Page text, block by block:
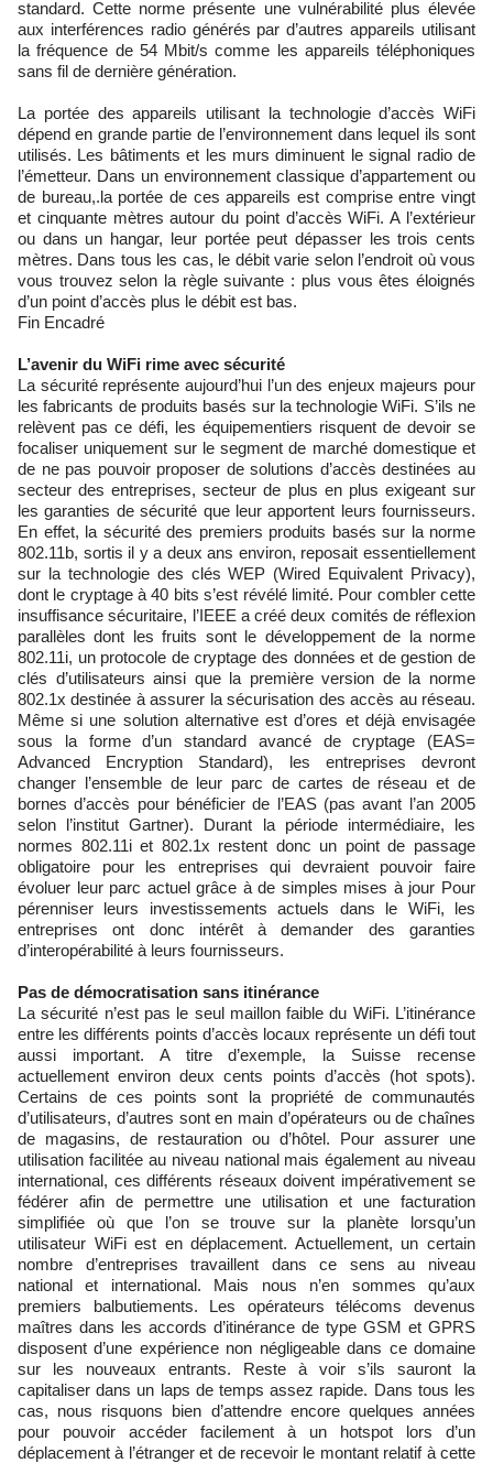
standard. Cette norme présente une vulnérabilité plus élevée
aux interférences radio générés par d’autres appareils utilisant
la fréquence de 54 Mbit/s comme les appareils téléphoniques
sans fil de dernière génération.
La portée des appareils utilisant la technologie d’accès WiFi
dépend en grande partie de l’environnement dans lequel ils sont
utilisés. Les bâtiments et les murs diminuent le signal radio de
l’émetteur. Dans un environnement classique d’appartement ou
de bureau,.la portée de ces appareils est comprise entre vingt
et cinquante mètres autour du point d’accès WiFi. A l’extérieur
ou dans un hangar, leur portée peut dépasser les trois cents
mètres. Dans tous les cas, le débit varie selon l’endroit où vous
vous trouvez selon la règle suivante : plus vous êtes éloignés
d’un point d’accès plus le débit est bas.
Fin Encadré
L’avenir du WiFi rime avec sécurité
La sécurité représente aujourd’hui l’un des enjeux majeurs pour
les fabricants de produits basés sur la technologie WiFi. S’ils ne
relèvent pas ce défi, les équipementiers risquent de devoir se
focaliser uniquement sur le segment de marché domestique et
de ne pas pouvoir proposer de solutions d’accès destinées au
secteur des entreprises, secteur de plus en plus exigeant sur
les garanties de sécurité que leur apportent leurs fournisseurs.
En effet, la sécurité des premiers produits basés sur la norme
802.11b, sortis il y a deux ans environ, reposait essentiellement
sur la technologie des clés WEP (Wired Equivalent Privacy),
dont le cryptage à 40 bits s’est révélé limité. Pour combler cette
insuffisance sécuritaire, l’IEEE a créé deux comités de réflexion
parallèles dont les fruits sont le développement de la norme
802.11i, un protocole de cryptage des données et de gestion de
clés d’utilisateurs ainsi que la première version de la norme
802.1x destinée à assurer la sécurisation des accès au réseau.
Même si une solution alternative est d’ores et déjà envisagée
sous la forme d’un standard avancé de cryptage (EAS=
Advanced Encryption Standard), les entreprises devront
changer l’ensemble de leur parc de cartes de réseau et de
bornes d’accès pour bénéficier de l’EAS (pas avant l’an 2005
selon l’institut Gartner). Durant la période intermédiaire, les
normes 802.11i et 802.1x restent donc un point de passage
obligatoire pour les entreprises qui devraient pouvoir faire
évoluer leur parc actuel grâce à de simples mises à jour Pour
pérenniser leurs investissements actuels dans le WiFi, les
entreprises ont donc intérêt à demander des garanties
d’interopérabilité à leurs fournisseurs.
Pas de démocratisation sans itinérance
La sécurité n’est pas le seul maillon faible du WiFi. L’itinérance
entre les différents points d’accès locaux représente un défi tout
aussi important. A titre d’exemple, la Suisse recense
actuellement environ deux cents points d’accès (hot spots).
Certains de ces points sont la propriété de communautés
d’utilisateurs, d’autres sont en main d’opérateurs ou de chaînes
de magasins, de restauration ou d’hôtel. Pour assurer une
utilisation facilitée au niveau national mais également au niveau
international, ces différents réseaux doivent impérativement se
fédérer afin de permettre une utilisation et une facturation
simplifiée où que l’on se trouve sur la planète lorsqu’un
utilisateur WiFi est en déplacement. Actuellement, un certain
nombre d’entreprises travaillent dans ce sens au niveau
national et international. Mais nous n’en sommes qu’aux
premiers balbutiements. Les opérateurs télécoms devenus
maîtres dans les accords d’itinérance de type GSM et GPRS
disposent d’une expérience non négligeable dans ce domaine
sur les nouveaux entrants. Reste à voir s’ils sauront la
capitaliser dans un laps de temps assez rapide. Dans tous les
cas, nous risquons bien d’attendre encore quelques années
pour pouvoir accéder facilement à un hotspot lors d’un
déplacement à l’étranger et de recevoir le montant relatif à cette